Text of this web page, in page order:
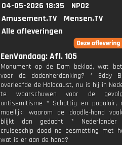
04-05-2026 18:35
NPO2
Amusement.TV
Mensen.TV
Alle afleveringen
EenVandaag: Afl. 105
Monument op de Dam beklad, wat
voor de dodenherdenking? * Eddy
overleefde de Holocaust, nu is hij in
te waarschuwen voor de
antisemitisme * Schattig en populair,
moeilijk: waarom de doodle-hond
blijkt dan gedacht *
cruiseschip dood na besmetting met
wat is er aan de hand?